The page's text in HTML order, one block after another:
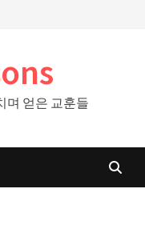
며 얻은 교훈들